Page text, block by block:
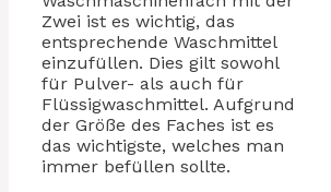
Zwei ist es wichtig, das
entsprechende Waschmittel
einzufüllen. Dies gilt sowohl
für Pulver- als auch für
Flüssigwaschmittel. Aufgrund
der Größe des Faches ist es
das wichtigste, welches man
immer befüllen sollte.